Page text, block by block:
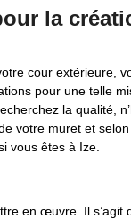
la
cour extérieure,
pour une telle
la qualité,
votre muret et
vous êtes à Ize.
en œuvre. Il s’agit